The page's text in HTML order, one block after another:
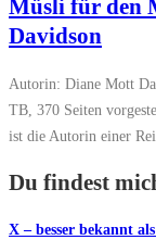
Müsli für den
Davidson
Autorin: Diane Mott
TB, 370 Seiten
ist die Autorin einer
Du findest
X – besser bekannt